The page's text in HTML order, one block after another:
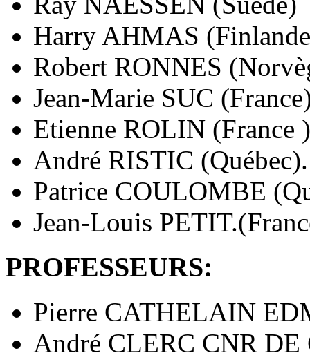
Harry AHMAS
Robert RONNES
Jean-Marie SUC
Etienne ROLIN (France )
André RISTIC (Québec).
Patrice COULOMBE
Jean-Louis
PROFESSEURS:
Pierre CATHELAIN
André CLERC CNR